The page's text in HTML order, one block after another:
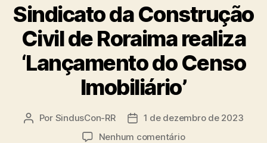
Sindicato da Construção
Civil de Roraima realiza
‘Lançamento do Censo
Imobiliário’
Autor
Por SindusCon-RR
Data1 de dezembro de 2023
Nenhum comentárioem